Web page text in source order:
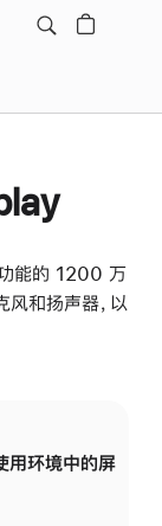
能的 1200 万
和扬声器，以
用环境中的屏